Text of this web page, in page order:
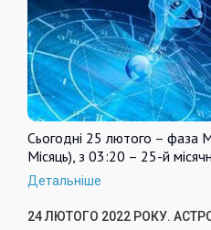
Сьогодні 25 лютого – фаза
Місяць), з 03:20 – 25-й
Детальніше
24 ЛЮТОГО 2022 РОКУ.